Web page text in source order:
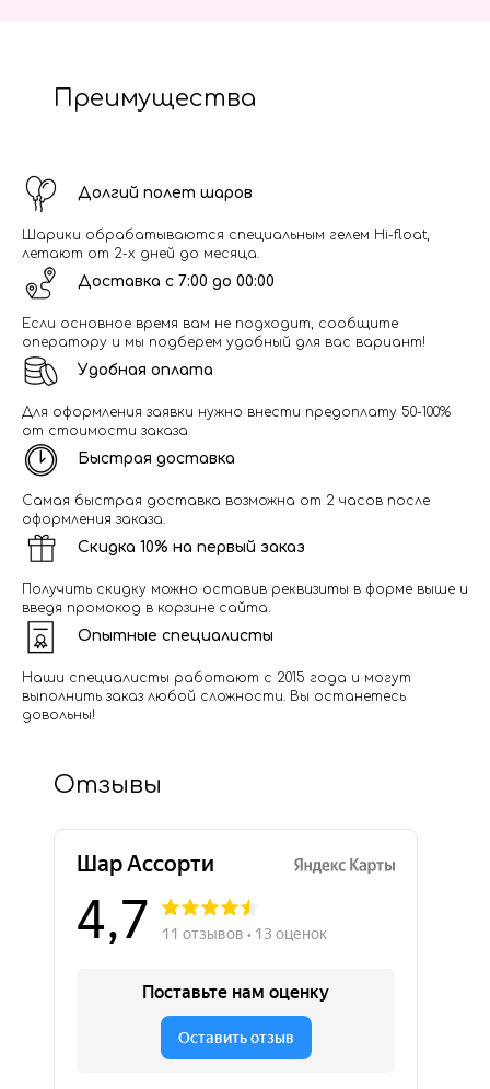
Преимущества
Долгий полет шаров
Шарики обрабатываются специальным гелем Hi-float,
летают от 2-х дней до месяца.
Доставка с 7:00 до 00:00
Если основное время вам не подходит, сообщите
оператору и мы подберем удобный для вас вариант!
Удобная оплата
Для оформления заявки нужно внести предоплату 50-100%
от стоимости заказа
Быстрая доставка
Самая быстрая доставка возможна от 2 часов после
оформления заказа.
Скидка 10% на первый заказ
Получить скидку можно оставив реквизиты в форме выше и
введя промокод в корзине сайта.
Опытные специалисты
Наши специалисты работают с 2015 года и могут
выполнить заказ любой сложности. Вы останетесь
довольны!
Отзывы